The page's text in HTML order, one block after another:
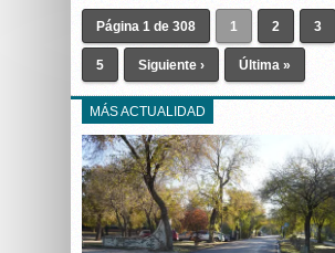
Página 1 de 308 1 2 3
5 Siguiente › Última »
MÁS ACTUALIDAD